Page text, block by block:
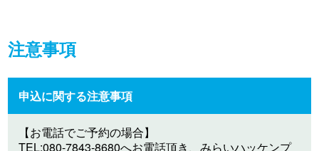
注意事項
申込に関する注意事項
【お電話でご予約の場合】
TEL:080-7843-8680へお電話頂き、みらいハッケンプ